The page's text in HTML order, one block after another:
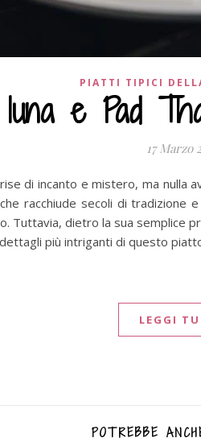
PIATTI TIPICI
e Pad
17 Marzo
di incanto e mistero, ma nulla
racchiude secoli di tradizione
Tuttavia, dietro la sua semplice
più intriganti di questo
LEGGI
POTREBBE